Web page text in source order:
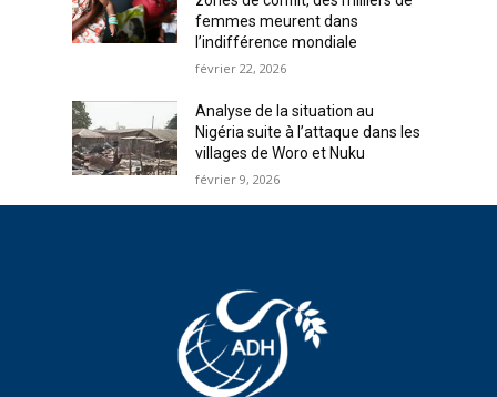
femmes meurent dans
l’indifférence mondiale
février 22, 2026
Analyse de la situation au
Nigéria suite à l’attaque dans les
villages de Woro et Nuku
février 9, 2026